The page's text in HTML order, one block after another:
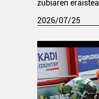
zubiaren eraistea
2026/07/25